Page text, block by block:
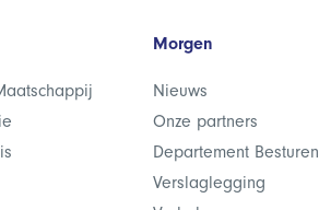
Morgen
Nieuws
Onze partners
Departement Besturen
Verslaglegging